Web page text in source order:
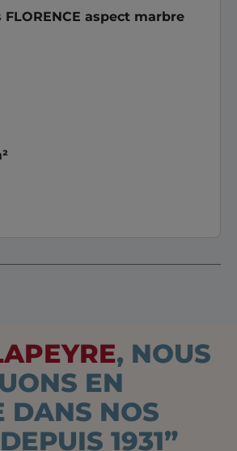
aspect marbre
, NOUS
EN
DANS NOS
1931”